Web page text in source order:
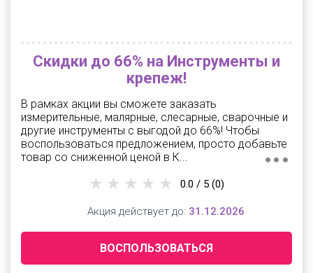
Скидки до 66% на Инструменты и
крепеж!
В рамках акции вы сможете заказать
измерительные, малярные, слесарные, сварочные и
другие инструменты с выгодой до 66%! Чтобы
воспользоваться предложением, просто добавьте
товар со сниженной ценой в К...
ВОСПОЛЬЗОВАТЬСЯ
0.0 / 5 (0)
Акция действует до: 31.12.2026